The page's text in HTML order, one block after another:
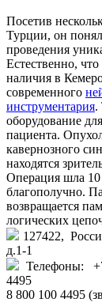
Посетив
Турции, он
проведения
Естественно,
наличия в
современного
инструментария.
оборудование
пациента.
кавернозного
находятся
Операция шла 10
благополучно.
возвращается
логических
127422,
д.1-1
Телефоны:
4495
8 800 100 4495